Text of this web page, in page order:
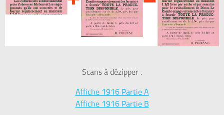
Scans à dézipper :
Affiche 1916 Partie A
Affiche 1916 Partie B